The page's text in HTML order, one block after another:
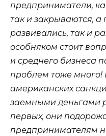
предприниматели,
так и закрываются, а
развивались, так и
особняком стоит
и среднего бизнеса
проблем тоже много!
американских
заемными деньгами
первых, они
предпринимателям